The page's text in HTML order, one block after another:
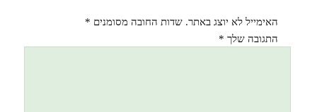
האימייל לא יוצג באתר. שדות החובה מסומנים *
התגובה שלך *